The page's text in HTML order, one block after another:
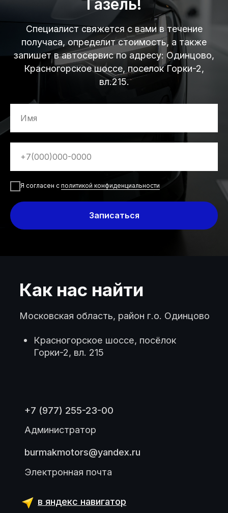
Газель!
Специалист свяжется с вами в течение
получаса, определит стоимость, а также
запишет в автосервис по адресу: Одинцово,
Красногорское шоссе, поселок Горки-2,
вл.215.
Я согласен с политикой конфиденциальности
Записаться
Информация
О компании
Обслуживание кондиционеров
Замена масла в АКПП
Ремонт коммерческих
Ремонт газелей
Разработка сайта
Антикор покрытие
Политика конфиденциальности